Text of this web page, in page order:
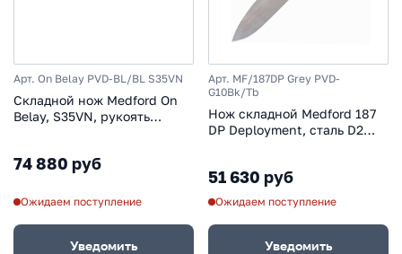
Арт. On Belay PVD-BL/BL S35VN
Складной нож Medford On
Belay, S35VN, рукоять
74 880 руб
Ожидаем поступление
Уведомить
Арт. MF/187DP Grey PVD-
G10Bk/Tb
Нож складной Medford 187
DP Deployment, сталь D2
51 630 руб
Ожидаем поступление
Уведомить